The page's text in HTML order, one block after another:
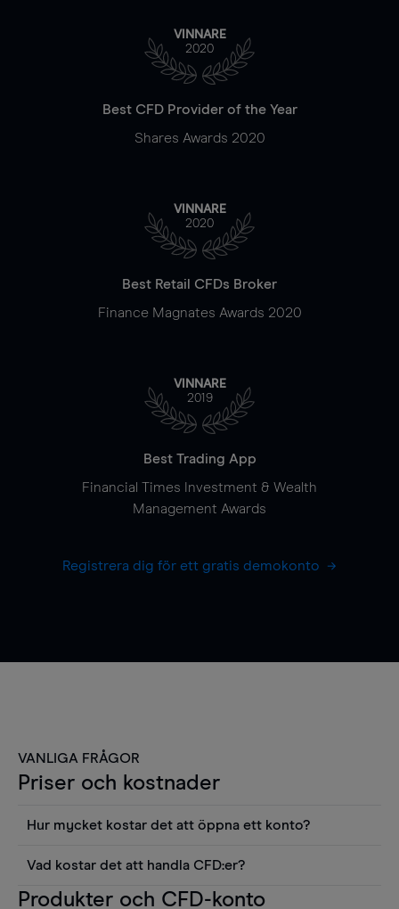
VINNARE
2020
Best CFD Provider of the Year
Shares Awards 2020
VINNARE
2020
Best Retail CFDs Broker
Finance Magnates Awards 2020
VINNARE
2019
Best Trading App
Financial Times Investment & Wealth
Management Awards
Registrera dig för ett gratis demokonto
VANLIGA FRÅGOR
Priser och kostnader
Hur mycket kostar det att öppna ett konto?
använda sådana verktyg som diagram, Reuters
Vad kostar det att handla CFD:er?
Det är en rad kostnader att tänka på när man
Produkter och CFD-konto